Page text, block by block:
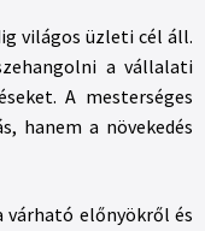
világos üzleti cél áll.
a vállalati
A mesterséges
hanem a növekedés
várható előnyökről és